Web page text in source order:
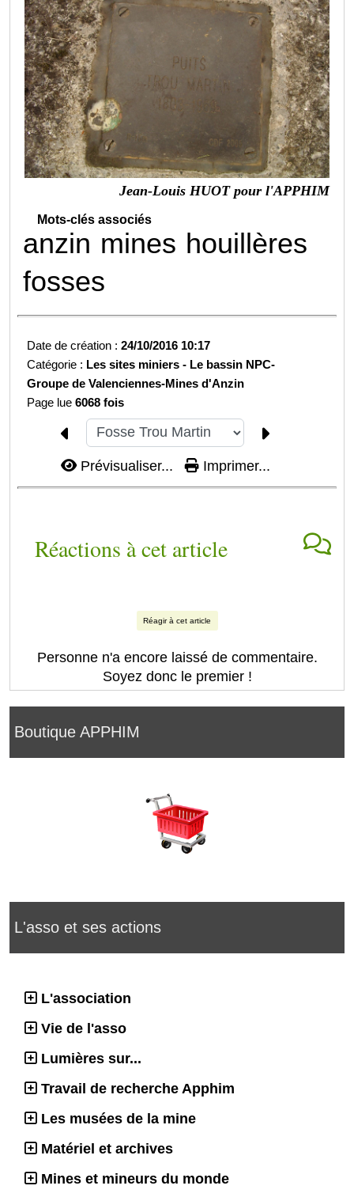
Boutique APPHIM
L'asso et ses actions
L'association
Vie de l'asso
Lumières sur...
Travail de recherche Apphim
Les musées de la mine
Matériel et archives
Mines et mineurs du monde
Jean-Louis HUOT pour l'APPHIM
Mots-clés associés
anzin mines houillères
fosses
Date de création :24/10/2016 10:17
Catégorie : Les sites miniers - Le bassin NPC-
Groupe de Valenciennes-Mines d'Anzin
Page lue6068 fois
Prévisualiser... Imprimer...
Réactions à cet article
Réagir à cet article
Personne n'a encore laissé de commentaire.
Soyez donc le premier !